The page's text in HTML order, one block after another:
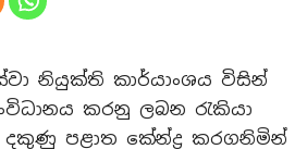
නියුක්ති කාර්යාංශය විසින්
කරනු ලබන රැකියා
පළාත කේන්ද්‍ර කරගනිමින්